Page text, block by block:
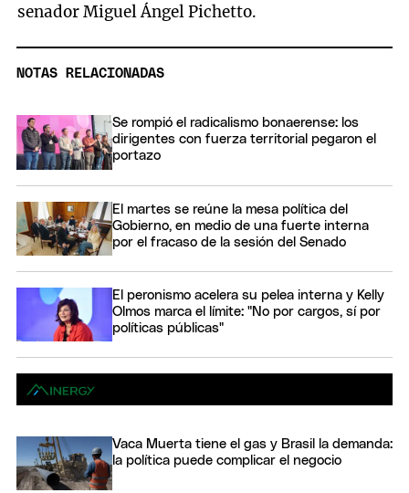
senador Miguel Ángel Pichetto.
NOTAS RELACIONADAS
Se rompió el radicalismo bonaerense: los
dirigentes con fuerza territorial pegaron el
portazo
El martes se reúne la mesa política del
Gobierno, en medio de una fuerte interna
por el fracaso de la sesión del Senado
El peronismo acelera su pelea interna y Kelly
Olmos marca el límite: "No por cargos, sí por
políticas públicas"
Vaca Muerta tiene el gas y Brasil la demanda:
la política puede complicar el negocio